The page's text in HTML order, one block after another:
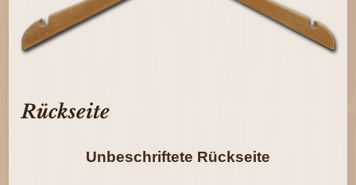
Rückseite
Unbeschriftete Rückseite